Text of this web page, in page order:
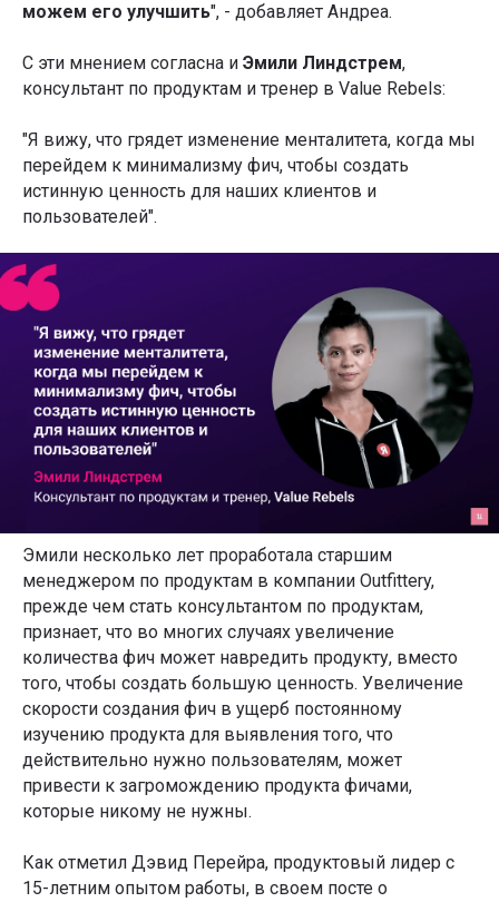
можем его улучшить", - добавляет Андреа.
С эти мнением согласна и Эмили Линдстрем,
консультант по продуктам и тренер в Value Rebels:
"Я вижу, что грядет изменение менталитета, когда мы
перейдем к минимализму фич, чтобы создать
истинную ценность для наших клиентов и
пользователей".
Эмили несколько лет проработала старшим
менеджером по продуктам в компании Outfittery,
прежде чем стать консультантом по продуктам,
признает, что во многих случаях увеличение
количества фич может навредить продукту, вместо
того, чтобы создать большую ценность. Увеличение
скорости создания фич в ущерб постоянному
изучению продукта для выявления того, что
действительно нужно пользователям, может
привести к загромождению продукта фичами,
которые никому не нужны.
Как отметил Дэвид Перейра, продуктовый лидер с
15-летним опытом работы, в своем посте о